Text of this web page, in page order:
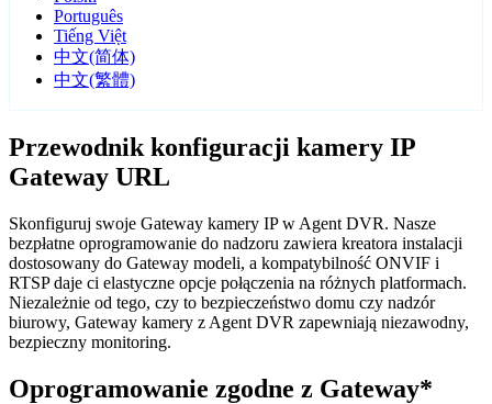
Português
Tiếng Việt
中文(简体)
中文(繁體)
Przewodnik konfiguracji kamery IP
Gateway URL
Skonfiguruj swoje Gateway kamery IP w Agent DVR. Nasze
bezpłatne oprogramowanie do nadzoru zawiera kreatora instalacji
dostosowany do Gateway modeli, a kompatybilność ONVIF i
RTSP daje ci elastyczne opcje połączenia na różnych platformach.
Niezależnie od tego, czy to bezpieczeństwo domu czy nadzór
biurowy, Gateway kamery z Agent DVR zapewniają niezawodny,
bezpieczny monitoring.
Oprogramowanie zgodne z Gateway*